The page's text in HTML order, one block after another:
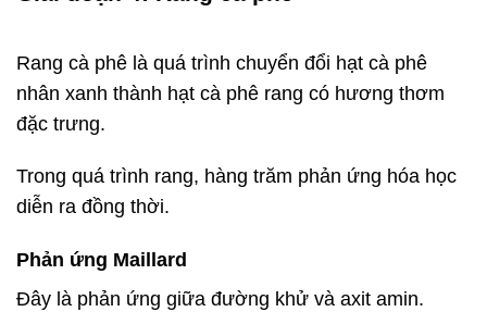
Rang cà phê là quá trình chuyển đổi hạt cà phê
nhân xanh thành hạt cà phê rang có hương thơm
đặc trưng.
Trong quá trình rang, hàng trăm phản ứng hóa học
diễn ra đồng thời.
Phản ứng Maillard
Đây là phản ứng giữa đường khử và axit amin.